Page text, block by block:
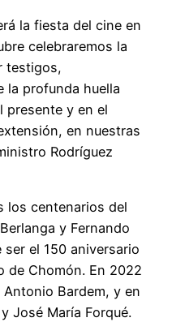
la fiesta del cine en
celebraremos la
testigos,
la profunda huella
presente y en el
en nuestras
Rodríguez
los centenarios del
y Fernando
ser el 150 aniversario
de Chomón. En 2022
Bardem, y en
José María Forqué.